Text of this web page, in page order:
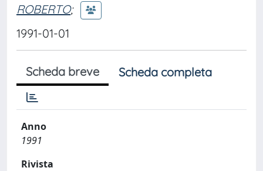
ROBERTO;
1991-01-01
Scheda breve Scheda completa
Anno
1991
Rivista